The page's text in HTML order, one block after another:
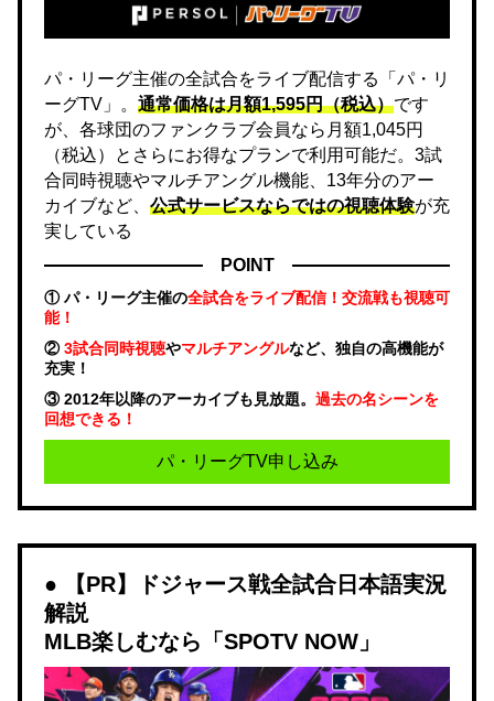
パ・リーグ主催の全試合をライブ配信する「パ・リ
ーグTV」。 通常価格は月額1,595円（税込）です
が、各球団のファンクラブ会員なら月額1,045円
（税込）とさらにお得なプランで利用可能だ。3試
合同時視聴やマルチアングル機能、13年分のアー
カイブなど、 公式サービスならではの視聴体験が充
実している
POINT
① パ・リーグ主催の全試合をライブ配信！交流戦も視聴可
能！
②3試合同時視聴やマルチアングルなど、独自の高機能が
充実！
③ 2012年以降のアーカイブも見放題。 過去の名シーンを
回想できる！
パ・リーグTV申し込み
【PR】ドジャース戦全試合日本語実況
解説
MLB楽しむなら「SPOTV NOW」